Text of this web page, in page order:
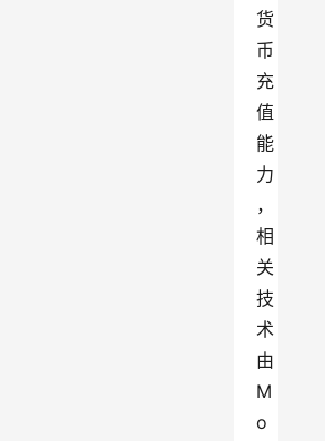
货
币
充
值
能
力
，
相
关
技
术
由
M
o